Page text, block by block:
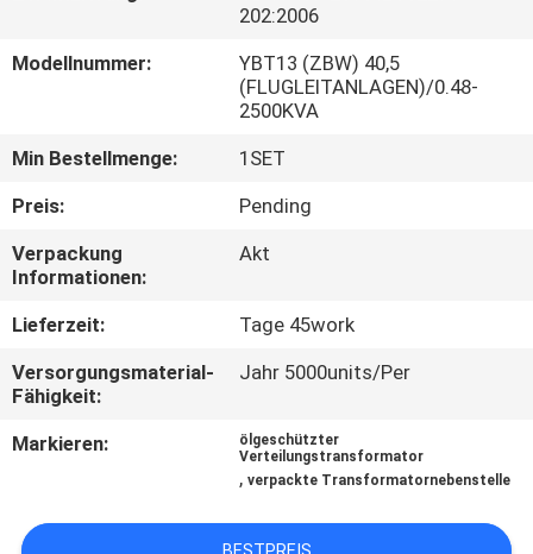
ÜBER
UNS
AUSFLUG
QUALITÄTSKONTROLLE
TRETEN
SIE
MIT
UNS
VERBINDUNG
202:2006
Modellnummer:
YBT13 (ZBW) 40,5
(FLUGLEITANLAGEN)/0.48-
2500KVA
Min Bestellmenge:
1SET
Preis:
Pending
Verpackung
Informationen:
Akt
Lieferzeit:
Tage 45work
Versorgungsmaterial-
Fähigkeit:
Jahr 5000units/Per
Markieren:
ölgeschützter
Verteilungstransformator
,verpackte Transformatornebenstelle